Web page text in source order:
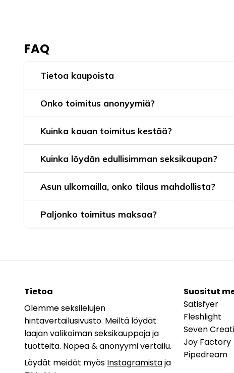
FAQ
Tietoa kaupoista
Onko toimitus anonyymiä?
Kuinka kauan toimitus kestää?
Kuinka löydän edullisimman seksikaupan?
Asun ulkomailla, onko tilaus mahdollista?
Paljonko toimitus maksaa?
Tietoa
Olemme seksilelujen
hintavertailusivusto. Meiltä löydät
laajan valikoiman seksikauppoja ja
tuotteita. Nopea & anonyymi vertailu.
Löydät meidät myös Instagramistaja
Suositut
Satisfyer
Fleshlight
Seven
Joy Factory
Pipedream